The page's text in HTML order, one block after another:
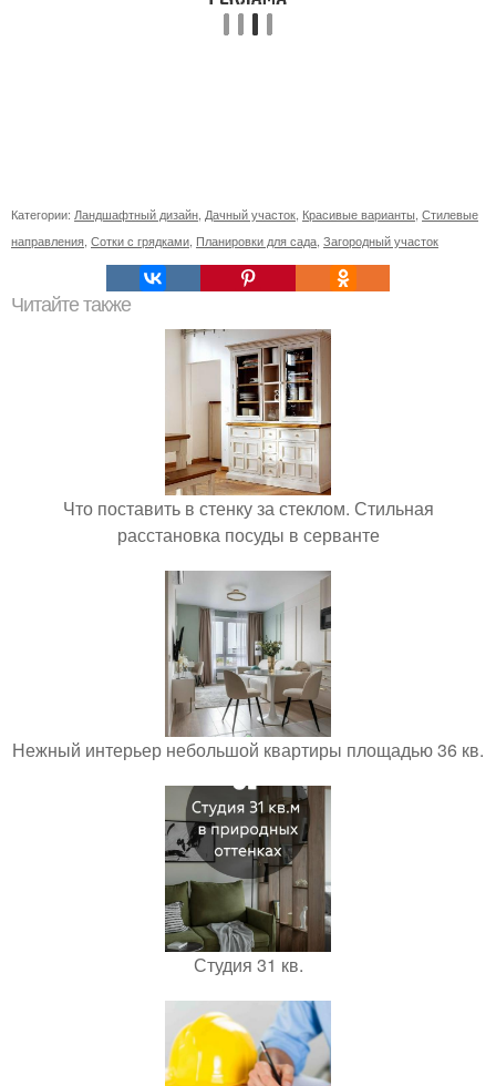
Категории: Ландшафтный дизайн Дачный участок Красивые варианты Стилевые
направления Сотки с грядками Планировки для сада Загородный участок
Читайте также
Что поставить в стенку за стеклом. Стильная
расстановка посуды в серванте
Нежный интерьер небольшой квартиры площадью 36 кв.
Студия 31 кв.